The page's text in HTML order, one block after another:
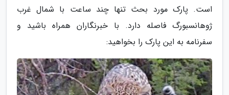
است. پارک مورد بحث تنها چند ساعت با شمال غرب
ژوهانسبورگ فاصله دارد. با خبرنگاران همراه باشید و
سفرنامه به این پارک را بخواهید: